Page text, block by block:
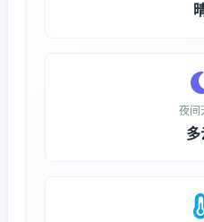
夜间
多